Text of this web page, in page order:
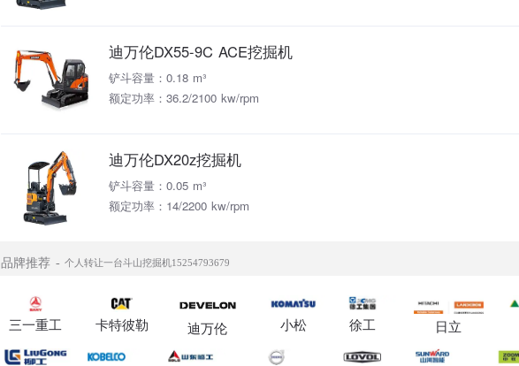
迪万伦DX55-9C ACE挖掘机
铲斗容量：0.18 m³
额定功率：36.2/2100 kw/rpm
迪万伦DX20z挖掘机
铲斗容量：0.05 m³
额定功率：14/2200 kw/rpm
品牌推荐 个人转让一台斗山挖掘机15254793679
三一重工 卡特彼勒 迪万伦 小松 徐工 日立